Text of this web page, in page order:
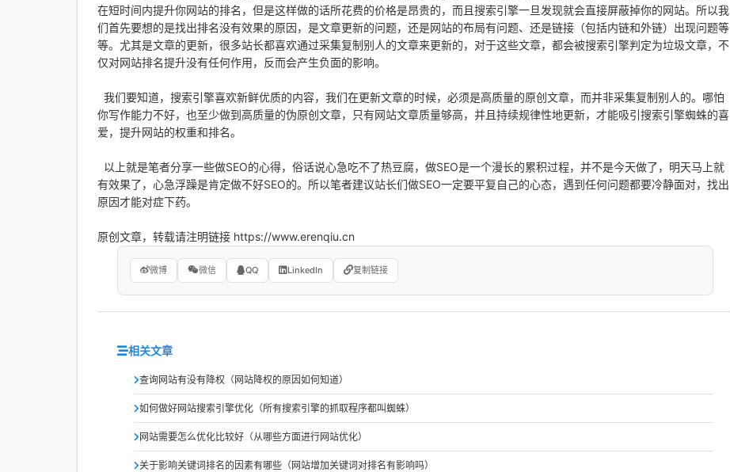
在短时间内提升你网站的排名，但是这样做的话所花费的价格是昂贵的，而且搜索引擎一旦发现就会直接屏蔽掉你的网站。所以我
们首先要想的是找出排名没有效果的原因，是文章更新的问题，还是网站的布局有问题、还是链接（包括内链和外链）出现问题等
等。尤其是文章的更新，很多站长都喜欢通过采集复制别人的文章来更新的，对于这些文章，都会被搜索引擎判定为垃圾文章，不
仅对网站排名提升没有任何作用，反而会产生负面的影响。
我们要知道，搜索引擎喜欢新鲜优质的内容，我们在更新文章的时候，必须是高质量的原创文章，而并非采集复制别人的。哪怕
你写作能力不好，也至少做到高质量的伪原创文章，只有网站文章质量够高，并且持续规律性地更新，才能吸引搜索引擎蜘蛛的喜
爱，提升网站的权重和排名。
以上就是笔者分享一些做SEO的心得，俗话说心急吃不了热豆腐，做SEO是一个漫长的累积过程，并不是今天做了，明天马上就
有效果了，心急浮躁是肯定做不好SEO的。所以笔者建议站长们做SEO一定要平复自己的心态，遇到任何问题都要冷静面对，找出
原因才能对症下药。
原创文章，转载请注明链接 https://www.erenqiu.cn
微博 微信 QQ LinkedIn 复制链接
相关文章
查询网站有没有降权（网站降权的原因如何知道）
如何做好网站搜索引擎优化（所有搜索引擎的抓取程序都叫蜘蛛）
网站需要怎么优化比较好（从哪些方面进行网站优化）
关于影响关键词排名的因素有哪些（网站增加关键词对排名有影响吗）